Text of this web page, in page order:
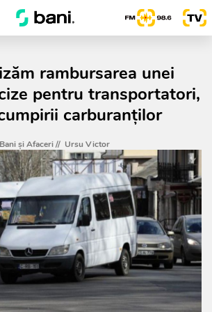
rambursarea unei
pentru transportatori,
carburanților
Bani și Afaceri// Ursu Victor